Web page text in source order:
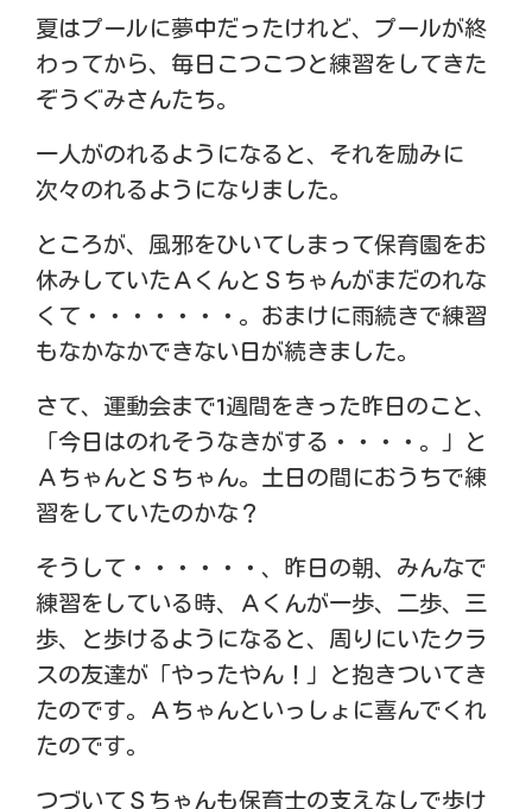
夏はプールに夢中だったけれど、プールが終
わってから、毎日こつこつと練習をしてきた
ぞうぐみさんたち。
一人がのれるようになると、それを励みに
次々のれるようになりました。
ところが、風邪をひいてしまって保育園をお
休みしていたＡくんとＳちゃんがまだのれな
くて・・・・・・・。おまけに雨続きで練習
もなかなかできない日が続きました。
さて、運動会まで1週間をきった昨日のこと、
「今日はのれそうなきがする・・・・。」と
ＡちゃんとＳちゃん。土日の間におうちで練
習をしていたのかな？
そうして・・・・・・、昨日の朝、みんなで
練習をしている時、Ａくんが一歩、二歩、三
歩、と歩けるようになると、周りにいたクラ
スの友達が「やったやん！」と抱きついてき
たのです。Ａちゃんといっしょに喜んでくれ
たのです。
つづいてＳちゃんも保育士の支えなしで歩け